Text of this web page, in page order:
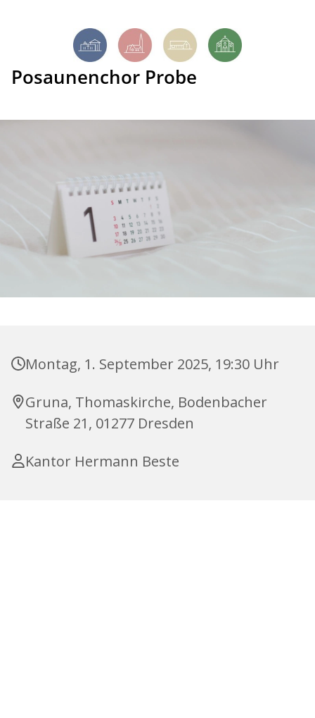
Posaunenchor Probe
Montag, 1. September 2025, 19:30 Uhr
Gruna, Thomaskirche, Bodenbacher
Straße 21, 01277 Dresden
Kantor Hermann Beste